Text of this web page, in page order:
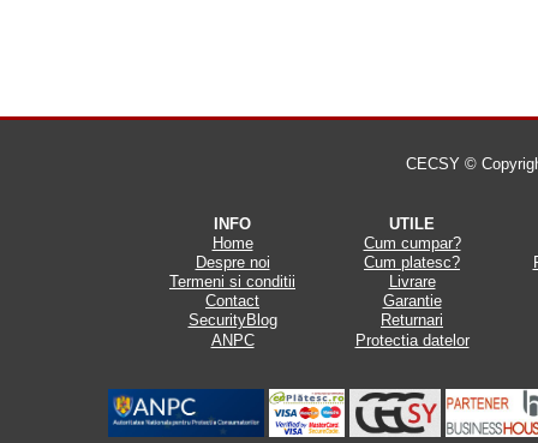
CECSY ©
INFO
UTILE
Home
Cum cumpar?
Despre noi
Cum platesc?
Termeni si conditii
Livrare
Contact
Garantie
SecurityBlog
Returnari
ANPC
Protectia datelor